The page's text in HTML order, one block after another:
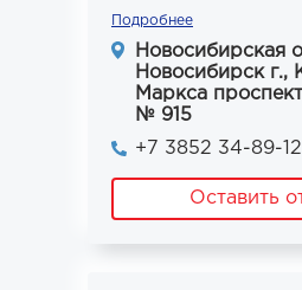
Подробнее
Новосибирская
Новосибирск г.,
Маркса
№ 915
+7 3852 34-89-12
Оставить